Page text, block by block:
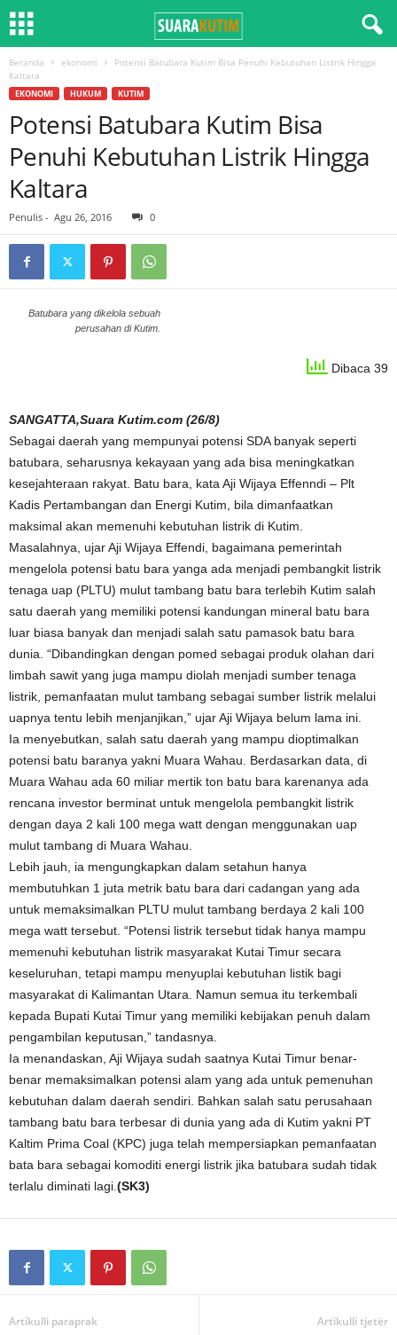
Beranda ekonomi
Potensi Batubara Kutim Bisa Penuhi Kebutuhan Listrik Hingga
Kaltara
EKONOMI HUKUM KUTIM
Potensi Batubara Kutim Bisa
Penuhi Kebutuhan Listrik Hingga
Kaltara
Penulis - Agu 26, 2016 0
Batubara yang dikelola sebuah
perusahan di Kutim.
Dibaca 39
SANGATTA,Suara Kutim.com (26/8)
Sebagai daerah yang mempunyai potensi SDA banyak seperti
batubara, seharusnya kekayaan yang ada bisa meningkatkan
kesejahteraan rakyat. Batu bara, kata Aji Wijaya Effenndi – Plt
Kadis Pertambangan dan Energi Kutim, bila dimanfaatkan
maksimal akan memenuhi kebutuhan listrik di Kutim.
Masalahnya, ujar Aji Wijaya Effendi, bagaimana pemerintah
mengelola potensi batu bara yanga ada menjadi pembangkit listrik
tenaga uap (PLTU) mulut tambang batu bara terlebih Kutim salah
satu daerah yang memiliki potensi kandungan mineral batu bara
luar biasa banyak dan menjadi salah satu pamasok batu bara
dunia. “Dibandingkan dengan pomed sebagai produk olahan dari
limbah sawit yang juga mampu diolah menjadi sumber tenaga
listrik, pemanfaatan mulut tambang sebagai sumber listrik melalui
uapnya tentu lebih menjanjikan,” ujar Aji Wijaya belum lama ini.
Ia menyebutkan, salah satu daerah yang mampu dioptimalkan
potensi batu baranya yakni Muara Wahau. Berdasarkan data, di
Muara Wahau ada 60 miliar mertik ton batu bara karenanya ada
rencana investor berminat untuk mengelola pembangkit listrik
dengan daya 2 kali 100 mega watt dengan menggunakan uap
mulut tambang di Muara Wahau.
Lebih jauh, ia mengungkapkan dalam setahun hanya
membutuhkan 1 juta metrik batu bara dari cadangan yang ada
untuk memaksimalkan PLTU mulut tambang berdaya 2 kali 100
mega watt tersebut. “Potensi listrik tersebut tidak hanya mampu
memenuhi kebutuhan listrik masyarakat Kutai Timur secara
keseluruhan, tetapi mampu menyuplai kebutuhan listik bagi
masyarakat di Kalimantan Utara. Namun semua itu terkembali
kepada Bupati Kutai Timur yang memiliki kebijakan penuh dalam
pengambilan keputusan,” tandasnya.
Ia menandaskan, Aji Wijaya sudah saatnya Kutai Timur benar-
benar memaksimalkan potensi alam yang ada untuk pemenuhan
kebutuhan dalam daerah sendiri. Bahkan salah satu perusahaan
tambang batu bara terbesar di dunia yang ada di Kutim yakni PT
Kaltim Prima Coal (KPC) juga telah mempersiapkan pemanfaatan
bata bara sebagai komoditi energi listrik jika batubara sudah tidak
terlalu diminati lagi. (SK3)
Artikulli paraprak Artikulli tjetër